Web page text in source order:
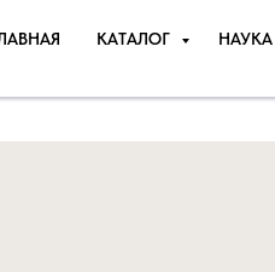
КАТАЛОГ НАУКА